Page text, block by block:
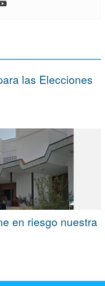
las Elecciones
en riesgo nuestra